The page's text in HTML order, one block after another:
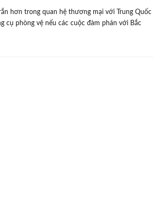
hơn trong quan hệ thương mại với Trung Quốc
cụ phòng vệ nếu các cuộc đàm phán với Bắc